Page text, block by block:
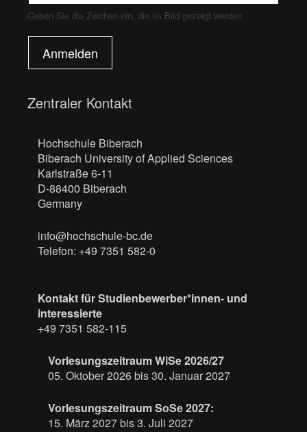
Geben Sie die Zeichen ein, die im Bild gezeigt werden.
Anmelden
Zentraler Kontakt
Hochschule Biberach
Biberach University of Applied Sciences
Karlstraße 6-11
D-88400 Biberach
Germany
info@hochschule-bc.de
Telefon: +49 7351 582-0
Kontakt für Studienbewerber*innen- und
interessierte
+49 7351 582-115
Vorlesungszeitraum WiSe 2026/27
05. Oktober 2026 bis 30. Januar 2027
Vorlesungszeitraum SoSe 2027:
15. März 2027 bis 3. Juli 2027